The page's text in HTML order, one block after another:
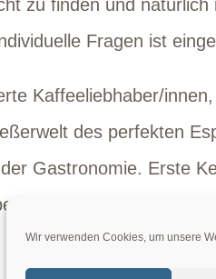
Wir verwenden Cookies, um unsere
zu finden und
Fragen ist
Kaffeeliebhaber/
des perfekten
Gastronomie. Erste
nicht zwingend